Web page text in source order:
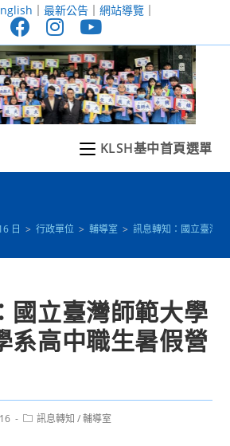
｜ 最新公告｜ 網站導覽｜
KLSH基中首頁選單
日 > 行政單位 > 輔導室 > 訊息轉知：國立臺灣
國立臺灣師範大學
系高中職生暑假營
Post訊息轉知 / 輔導室